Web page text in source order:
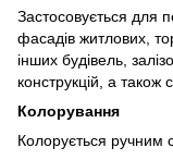
Застосовується для
фасадів житлових,
інших будівель,
конструкцій, а також
Колорування
Колорується ручним